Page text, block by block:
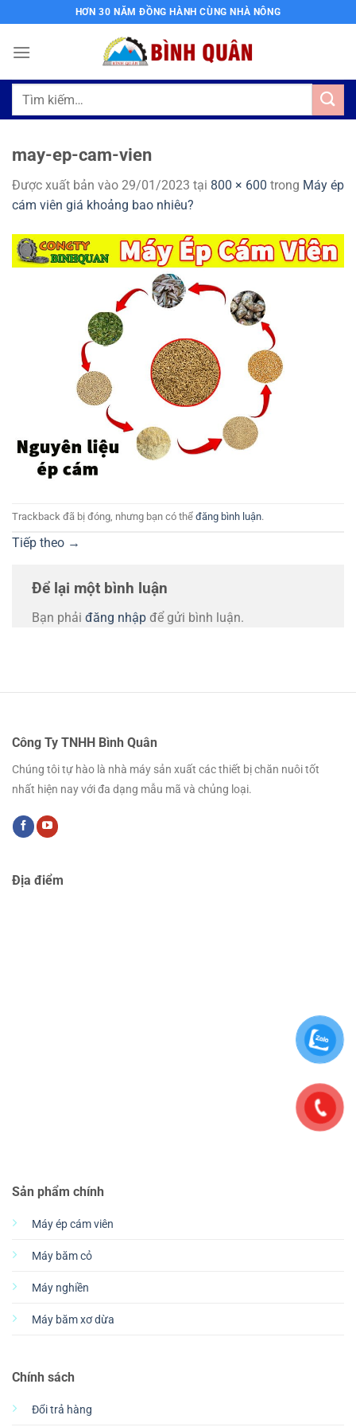
qua
nội
HƠN 30 NĂM ĐỒNG HÀNH CÙNG NHÀ NÔNG
Tìm
may-ep-cam-vien
Được xuất bản vào 29/01/2023 tại 800 × 600 trong Máy ép
cám viên giá khoảng bao nhiêu?
Trackback đã bị đóng, nhưng bạn có thể đăng bình luận.
Tiếp theo →
Để lại một bình luận
Bạn phải đăng nhập để gửi bình luận.
Công Ty TNHH Bình Quân
Chúng tôi tự hào là nhà máy sản xuất các thiết bị chăn nuôi tốt
nhất hiện nay với đa dạng mẫu mã và chủng loại.
Sản phẩm chính
Máy ép cám viên
Máy băm cỏ
Máy nghiền
Máy băm xơ dừa
Chính sách
Đổi trả hàng
Địa điểm